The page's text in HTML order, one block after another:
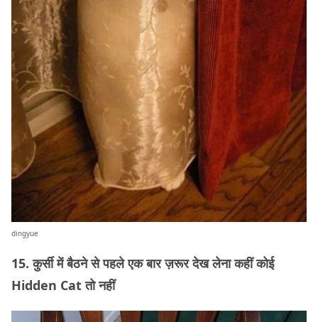
dingyue
15. कुर्सी में बैठने से पहले एक बार ज़रूर देख लेना कहीं कोई
Hidden Cat तो नहीं